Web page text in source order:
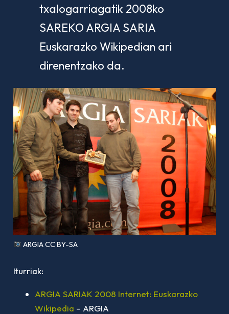
txalogarriagatik 2008ko
SAREKO ARGIA SARIA
Euskarazko Wikipedian ari
direnentzako da.
ARGIA CC BY-SA
Iturriak:
ARGIA SARIAK 2008 Internet: Euskarazko
Wikipedia – ARGIA